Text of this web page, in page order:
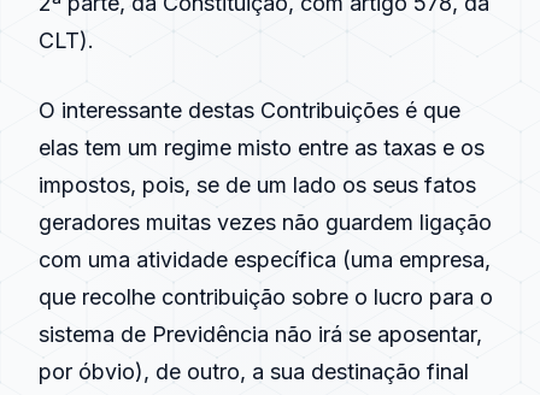
CLT).
O interessante destas Contribuições é que
elas tem um regime misto entre as taxas e os
impostos, pois, se de um lado os seus fatos
geradores muitas vezes não guardem ligação
com uma atividade específica (uma empresa,
que recolhe contribuição sobre o lucro para o
sistema de Previdência não irá se aposentar,
por óbvio), de outro, a sua destinação final